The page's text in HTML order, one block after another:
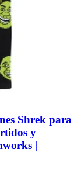
Shrek para
y
|